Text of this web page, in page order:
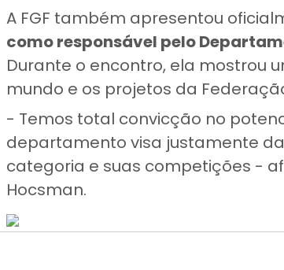
A FGF também apresentou
como responsável pelo
Durante o encontro, ela mostrou
mundo e os projetos da
- Temos total convicção no
departamento visa justamente
categoria e suas competições -
Hocsman.